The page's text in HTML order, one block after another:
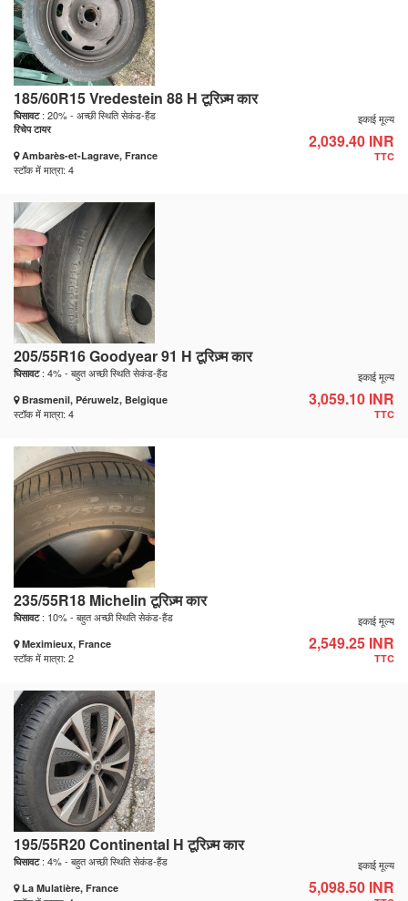
185/60R15 Vredestein 88 H टूरिज़्म कार
घिसावट: 20% - अच्छी स्थिति सेकंड-हैंड
रिचेप टायर
Ambarès-et-Lagrave, France
स्टॉक में मात्रा: 4
इकाई मूल्य
2,039.40 INR
TTC
205/55R16 Goodyear 91 H टूरिज़्म कार
घिसावट: 4% - बहुत अच्छी स्थिति सेकंड-हैंड
Brasmenil, Péruwelz, Belgique
स्टॉक में मात्रा: 4
इकाई मूल्य
3,059.10 INR
TTC
235/55R18 Michelin टूरिज़्म कार
घिसावट: 10% - बहुत अच्छी स्थिति सेकंड-हैंड
Meximieux, France
स्टॉक में मात्रा: 2
इकाई मूल्य
2,549.25 INR
TTC
195/55R20 Continental H टूरिज़्म कार
घिसावट: 4% - बहुत अच्छी स्थिति सेकंड-हैंड
La Mulatière, France
इकाई मूल्य
5,098.50 INR